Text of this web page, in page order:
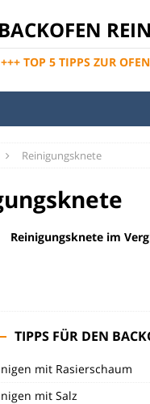
BACKOFEN
+++ TOP 5 TIPPS ZUR
Reinigungsknete
Reinigungsknete im
TIPPS FÜR DEN
mit Rasierschaum
mit Salz